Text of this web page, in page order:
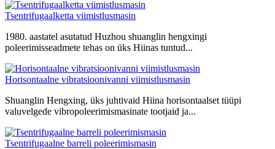
Tsentrifugaalketta viimistlusmasin
1980. aastatel asutatud Huzhou shuanglin hengxingi
poleerimisseadmete tehas on üks Hiinas tuntud...
Horisontaalne vibratsioonivanni viimistlusmasin
Shuanglin Hengxing, üks juhtivaid Hiina horisontaalset tüüpi
valuvelgede vibropoleerimismasinate tootjaid ja...
Tsentrifugaalne barreli poleerimismasin